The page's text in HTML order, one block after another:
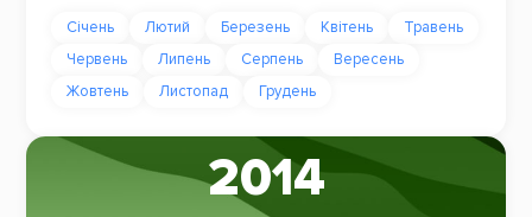
Січень Лютий Березень Квітень
Травень
Червень
Липень Серпень
Вересень
Жовтень
Листопад Грудень
2014